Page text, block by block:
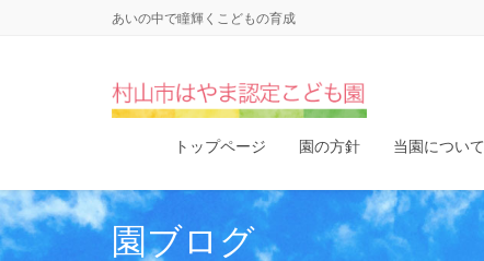
あいの中で瞳輝くこどもの育成
トップページ 園の方針 当園について
園ブログ